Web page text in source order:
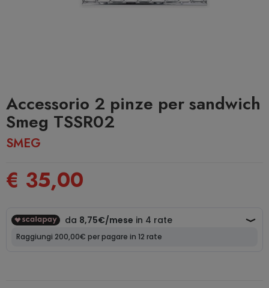
Accessorio 2 pinze per sandwich
Smeg TSSR02
SMEG
€ 35,00